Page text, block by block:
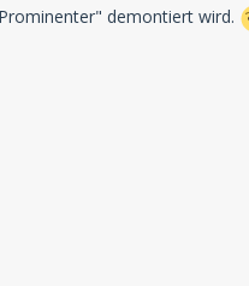
demontiert wird.